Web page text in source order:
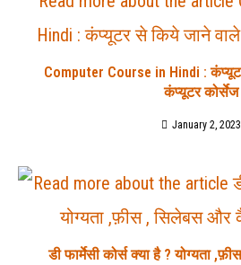
Computer Course in Hindi :
कंप्यूटर कोर्सेज
January 2, 2023
डी फार्मेसी कोर्स क्या है ? योग्यता